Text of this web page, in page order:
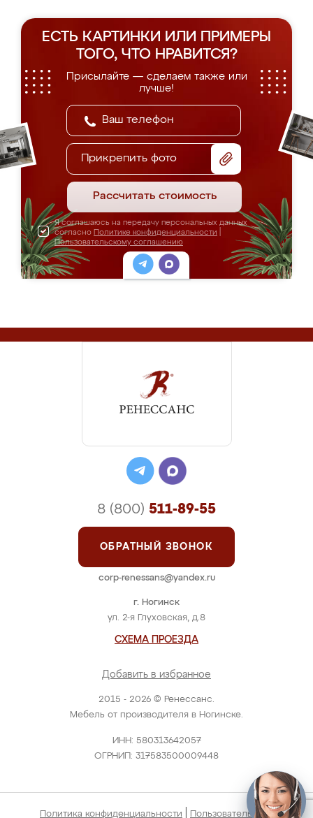
ЕСТЬ КАРТИНКИ ИЛИ ПРИМЕРЫ
ТОГО, ЧТО НРАВИТСЯ?
Присылайте — сделаем также или
лучше!
Прикрепить фото
Рассчитать стоимость
Я соглашаюсь на передачу персональных данных
согласно Политике конфиденциальности
Пользовательскому соглашению
2015 - 2026 © Ренессанс.
Мебель от производителя в Ногинске.
ИНН: 580313642057
ОГРНИП: 317583500009448
г. Ногинск
ул. 2-я Глуховская, д.8
СХЕМА ПРОЕЗДА
Добавить в избранное
8 (800) 511-89-55
ОБРАТНЫЙ ЗВОНОК
corp-renessans@yandex.ru
Политика конфиденциальности Пользовательское